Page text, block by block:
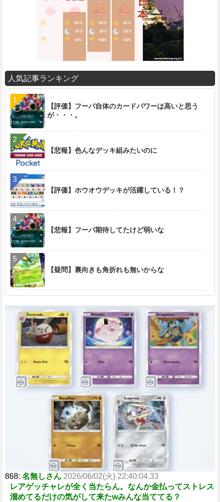
M
t
人気記事ランキング
【評価】フーパ自体のカードパワーは高いと思う
が・・・。
【悲報】色んなデッキ組みたいのに
【評価】ホウオウデッキが活躍している！？
【悲報】フーパ期待してたけど弱いな
【疑問】裏向きも角折れも無いからな
868: 名無しさん 2026/06/02(火) 22:40:04.33
レアゲッチャレが全く当たらん。なんか金払ってストレス
溜めてるだけの気がして来たwみんな当ててる？